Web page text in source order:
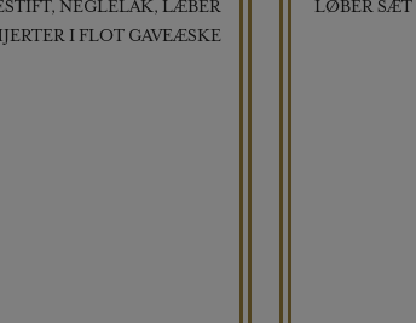
NEGLELAK, LÆBER
I FLOT GAVEÆSKE
LØBER SÆT